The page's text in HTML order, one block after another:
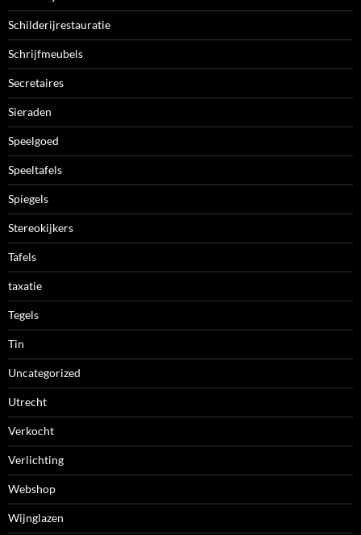
Schilderijrestauratie
Schrijfmeubels
Secretaires
Sieraden
Speelgoed
Speeltafels
Spiegels
Stereokijkers
Tafels
taxatie
Tegels
Tin
Uncategorized
Utrecht
Verkocht
Verlichting
Webshop
Wijnglazen